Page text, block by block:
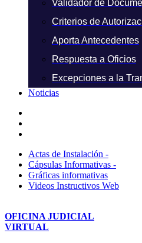
Validador de
Criterios de
Aporta Antecedentes
Respuesta a Oficios
Excepciones a la
Noticias
Actas de Instalación -
Cápsulas Informativas -
Gráficas informativas
Videos Instructivos Web
OFICINA JUDICIAL
VIRTUAL